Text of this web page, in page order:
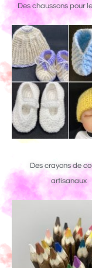
Des chaussons pour
Des crayons de
artisanaux